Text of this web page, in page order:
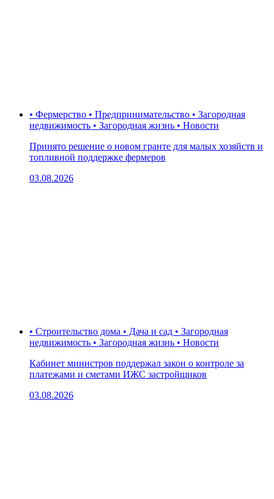
• Фермерство • Предпринимательство • Загородная
недвижимость • Загородная жизнь • Новости
Принято решение о новом гранте для малых хозяйств и
топливной поддержке фермеров
03.08.2026
• Строительство дома • Дача и сад • Загородная
недвижимость • Загородная жизнь • Новости
Кабинет министров поддержал закон о контроле за
платежами и сметами ИЖС застройщиков
03.08.2026